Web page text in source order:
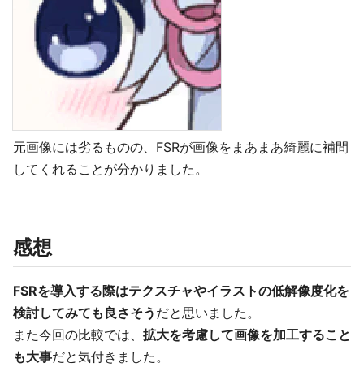
元画像には劣るものの、FSRが画像をまあまあ綺麗に補間
してくれることが分かりました。
感想
FSRを導入する際はテクスチャやイラストの低解像度化を
検討してみても良さそう だと思いました。
また今回の比較では、 拡大を考慮して画像を加工すること
も大事だと気付きました。